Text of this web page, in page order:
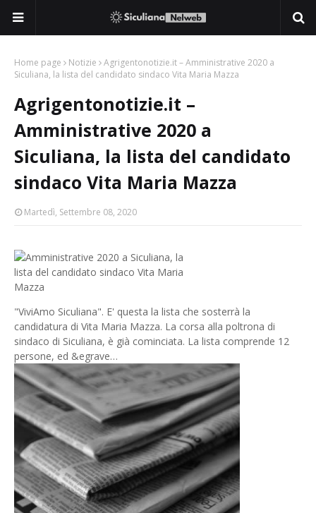
Home page Notizie
Agrigentonotizie.it – Amministrative 2020 a
Siculiana, la lista del candidato sindaco Vita Maria Mazza
Agrigentonotizie.it –
Amministrative 2020 a
Siculiana, la lista del candidato
sindaco Vita Maria Mazza
Martedì, Settembre 08, 2020
"ViviAmo Siculiana". E' questa la lista che sosterrà la
candidatura di Vita Maria Mazza. La corsa alla poltrona di
sindaco di Siculiana, è già cominciata. La lista comprende 12
persone, ed &egrave…